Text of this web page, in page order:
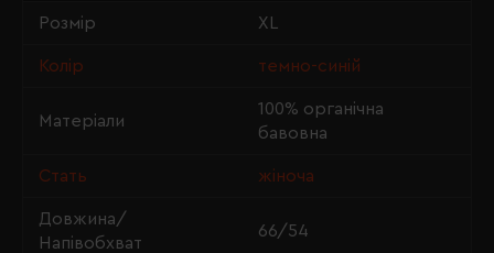
Розмір XL
Колір темно-синій
Матеріали
100% органічна
бавовна
Стать жіноча
Довжина/
Напівобхват
66/54